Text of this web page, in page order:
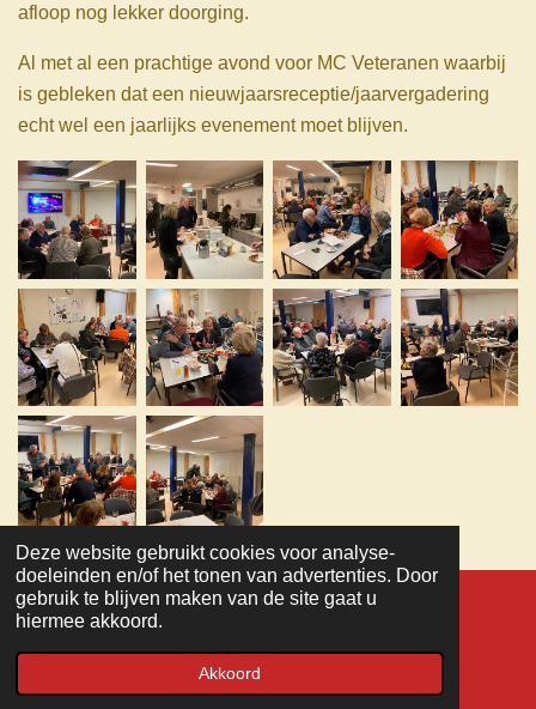
Deze website gebruikt cookies voor analyse-
doeleinden en/of het tonen van advertenties. Door
gebruik te blijven maken van de site gaat u
hiermee akkoord.
Akkoord
afloop nog lekker doorging.
Al met al een prachtige avond voor MC Veteranen waarbij
is gebleken dat een nieuwjaarsreceptie/jaarvergadering
echt wel een jaarlijks evenement moet blijven.
TOP